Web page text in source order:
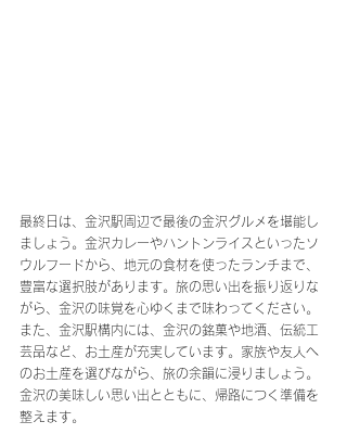
最終日は、金沢駅周辺で最後の金沢グルメを堪能し
ましょう。金沢カレーやハントンライスといったソ
ウルフードから、地元の食材を使ったランチまで、
豊富な選択肢があります。旅の思い出を振り返りな
がら、金沢の味覚を心ゆくまで味わってください。
また、金沢駅構内には、金沢の銘菓や地酒、伝統工
芸品など、お土産が充実しています。家族や友人へ
のお土産を選びながら、旅の余韻に浸りましょう。
金沢の美味しい思い出とともに、帰路につく準備を
整えます。